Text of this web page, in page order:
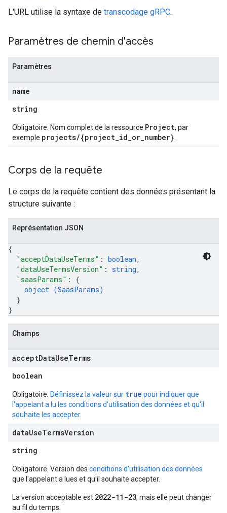
L'URL utilise la syntaxe de transcodage gRPC.
Paramètres de chemin d'accès
Paramètres
name
string
Obligatoire. Nom complet de la ressource Project, par
exemple projects/{project_id_or_number}
Corps de la requête
Le corps de la requête contient des données présentant la
structure suivante :
Représentation JSON
{
"acceptDataUseTerms" : boolean,
"dataUseTermsVersion" : string,
"saasParams" : {
object (SaasParams)
}
}
Champs
acceptDataUseTerms
boolean
Obligatoire. Définissez la valeur sur true pour indiquer que
l'appelant a lu les conditions d'utilisation des données et qu'il
souhaite les accepter.
dataUseTermsVersion
string
Obligatoire. Version des conditions d'utilisation des données
que l'appelant a lues et qu'il souhaite accepter.
La version acceptable est 2022-11-23, mais elle peut changer
au fil du temps.